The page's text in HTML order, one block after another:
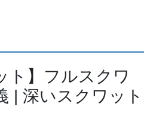
ト】フルスクワ
| 深いスクワット